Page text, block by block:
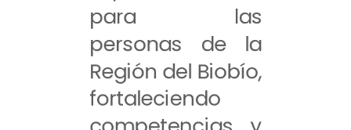
para las
personas de la
Región del Biobío,
fortaleciendo